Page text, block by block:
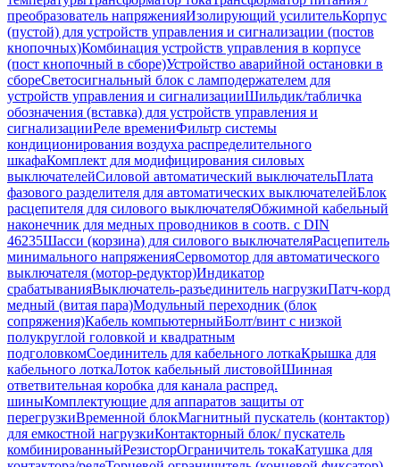
преобразователь напряженияИзолирующий усилительКорпус
(пустой) для устройств управления и сигнализации (постов
кнопочных)Комбинация устройств управления в корпусе
(пост кнопочный в сборе)Устройство аварийной остановки в
сбореСветосигнальный блок с ламподержателем для
устройств управления и сигнализацииШильдик/табличка
обозначения (вставка) для устройств управления и
сигнализацииРеле времениФильтр системы
кондиционирования воздуха распределительного
шкафаКомплект для модифицирования силовых
выключателейСиловой автоматический выключательПлата
фазового разделителя для автоматических выключателейБлок
расцепителя для силового выключателяОбжимной кабельный
наконечник для медных проводников в соотв. с DIN
46235Шасси (корзина) для силового выключателяРасцепитель
минимального напряженияСервомотор для автоматического
выключателя (мотор-редуктор)Индикатор
срабатыванияВыключатель-разъединитель нагрузкиПатч-корд
медный (витая пара)Модульный переходник (блок
сопряжения)Кабель компьютерныйБолт/винт с низкой
полукруглой головкой и квадратным
подголовкомСоединитель для кабельного лоткаКрышка для
кабельного лоткаЛоток кабельный листовойШинная
ответвительная коробка для канала распред.
шиныКомплектующие для аппаратов защиты от
перегрузкиВременной блокМагнитный пускатель (контактор)
для емкостной нагрузкиКонтакторный блок/ пускатель
комбинированныйРезисторОграничитель токаКатушка для